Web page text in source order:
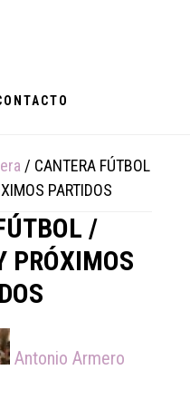
/ CANTERA FÚTBOL
PARTIDOS
/
PRÓXIMOS
Antonio Armero